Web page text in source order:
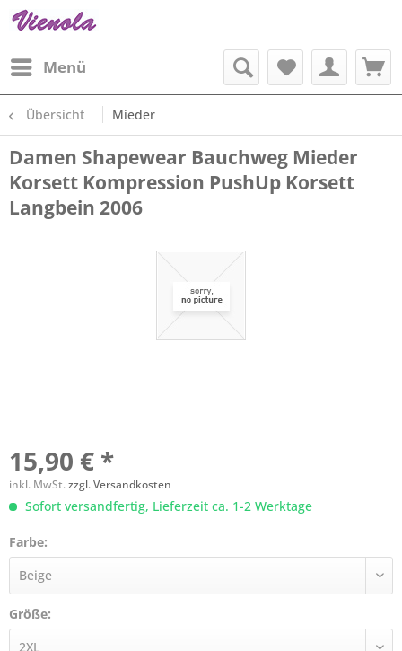
Menü
Übersicht Mieder
Damen Shapewear Bauchweg Mieder
Korsett Kompression PushUp Korsett
Langbein 2006
15,90 € *
inkl. MwSt.zzgl. Versandkosten
Sofort versandfertig, Lieferzeit ca. 1-2 Werktage
Farbe:
Größe: